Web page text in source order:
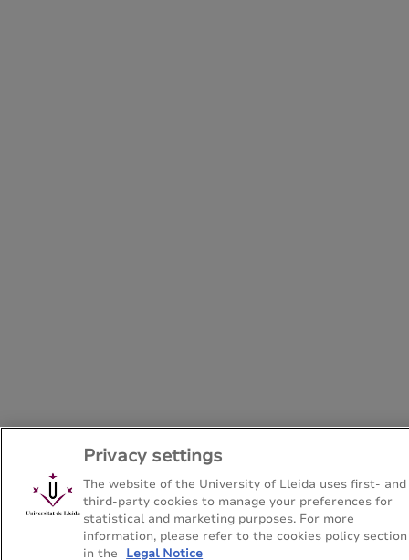
Privacy settings
The website of the University of Lleida uses first- and
third-party cookies to manage your preferences for
statistical and marketing purposes. For more
information, please refer to the cookies policy section
in the
Legal Notice